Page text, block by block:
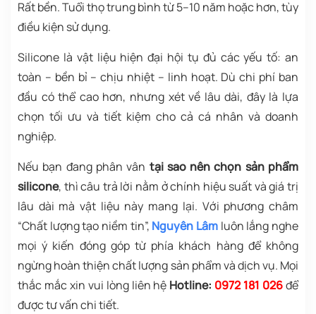
Rất bền. Tuổi thọ trung bình từ 5–10 năm hoặc hơn, tùy
điều kiện sử dụng.
Silicone là vật liệu hiện đại hội tụ đủ các yếu tố: an
toàn – bền bỉ – chịu nhiệt – linh hoạt. Dù chi phí ban
đầu có thể cao hơn, nhưng xét về lâu dài, đây là lựa
chọn tối ưu và tiết kiệm cho cả cá nhân và doanh
nghiệp.
Nếu bạn đang phân vân tại sao nên chọn sản phẩm
silicone, thì câu trả lời nằm ở chính hiệu suất và giá trị
lâu dài mà vật liệu này mang lại. Với phương châm
“Chất lượng tạo niềm tin”, Nguyên Lâm luôn lắng nghe
mọi ý kiến đóng góp từ phía khách hàng để không
ngừng hoàn thiện chất lượng sản phẩm và dịch vụ. Mọi
thắc mắc xin vui lòng liên hệ Hotline: 0972 181 026để
được tư vấn chi tiết.